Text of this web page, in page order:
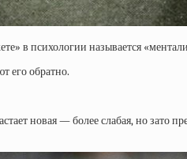
в психологии называется
его обратно.
новая — более слабая, но зато